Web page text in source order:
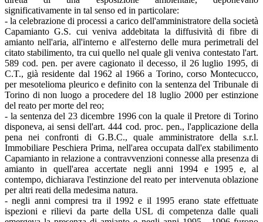
significativamente in tal senso ed in particolare:
- la celebrazione di processi a carico dell'amministratore della società
Capamianto G.S. cui veniva addebitata la diffusività di fibre di
amianto nell'aria, all'interno e all'esterno delle mura perimetrali del
citato stabilimento, tra cui quello nel quale gli veniva contestato l'art.
589 cod. pen. per avere cagionato il decesso, il 26 luglio 1995, di
C.T., già residente dal 1962 al 1966 a Torino, corso Montecucco,
per mesotelioma pleurico e definito con la sentenza del Tribunale di
Torino di non luogo a procedere del 18 luglio 2000 per estinzione
del reato per morte del reo;
- la sentenza del 23 dicembre 1996 con la quale il Pretore di Torino
disponeva, ai sensi dell'art. 444 cod. proc. pen., l'applicazione della
pena nei confronti di G.B.C., quale amministratore della s.r.l.
Immobiliare Peschiera Prima, nell'area occupata dall'ex stabilimento
Capamianto in relazione a contravvenzioni connesse alla presenza di
amianto in quell'area accertate negli anni 1994 e 1995 e, al
contempo, dichiarava l'estinzione del reato per intervenuta oblazione
per altri reati della medesima natura.
- negli anni compresi tra il 1992 e il 1995 erano state effettuate
ispezioni e rilievi da parte della USL di competenza dalle quali